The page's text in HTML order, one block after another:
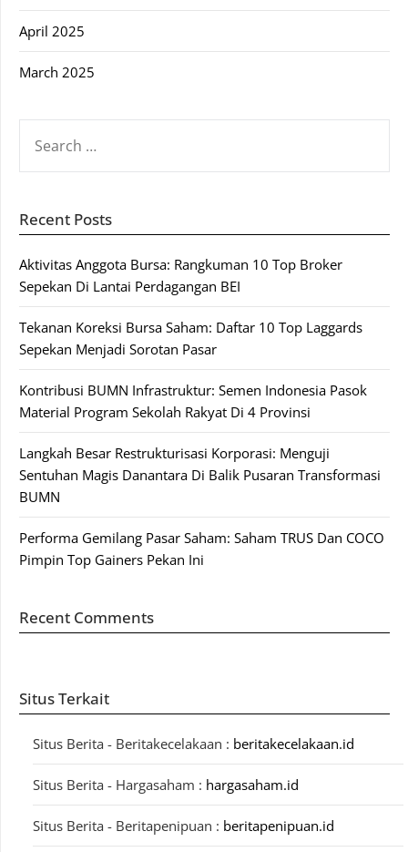
April 2025
March 2025
FOR:
Recent Posts
Aktivitas Anggota Bursa: Rangkuman 10 Top Broker
Sepekan Di Lantai Perdagangan BEI
Tekanan Koreksi Bursa Saham: Daftar 10 Top Laggards
Sepekan Menjadi Sorotan Pasar
Kontribusi BUMN Infrastruktur: Semen Indonesia Pasok
Material Program Sekolah Rakyat Di 4 Provinsi
Langkah Besar Restrukturisasi Korporasi: Menguji
Sentuhan Magis Danantara Di Balik Pusaran Transformasi
BUMN
Performa Gemilang Pasar Saham: Saham TRUS Dan COCO
Pimpin Top Gainers Pekan Ini
Recent Comments
Situs Terkait
Situs Berita - Beritakecelakaan : beritakecelakaan.id
Situs Berita - Hargasaham : hargasaham.id
Situs Berita - Beritapenipuan : beritapenipuan.id